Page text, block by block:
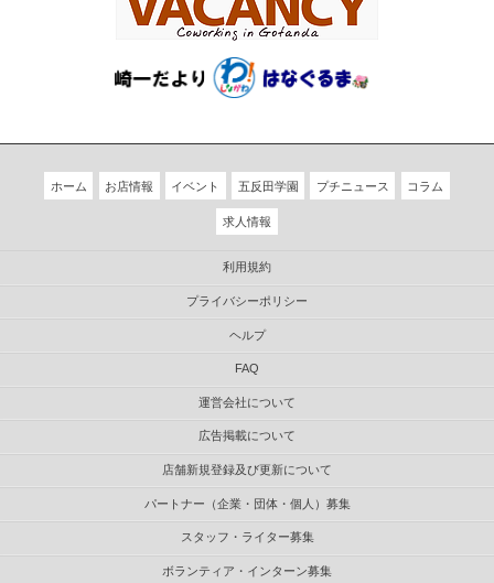
ホーム お店情報 イベント 五反田学園 プチニュース コラム
求人情報
利用規約
プライバシーポリシー
ヘルプ
FAQ
運営会社について
広告掲載について
店舗新規登録及び更新について
パートナー（企業・団体・個人）募集
スタッフ・ライター募集
ボランティア・インターン募集